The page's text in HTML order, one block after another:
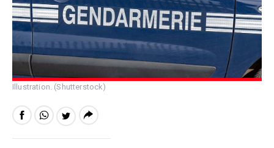
Illustration. (Shutterstock)